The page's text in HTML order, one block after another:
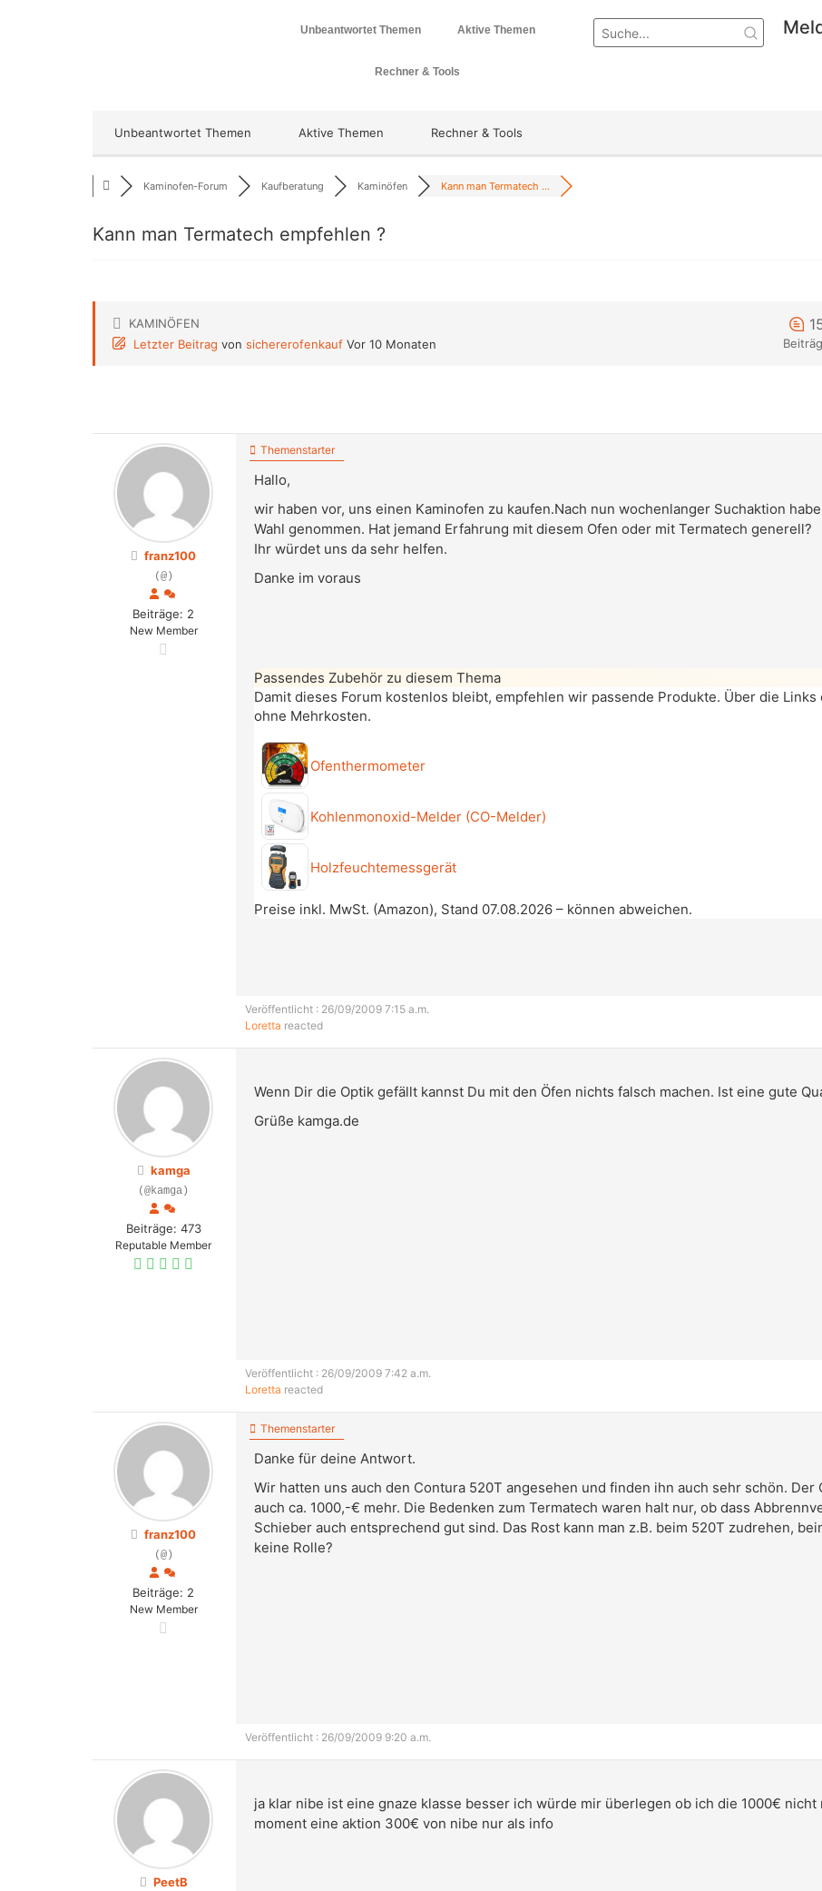
Unbeantwortet Themen Aktive Themen
Rechner & Tools
Unbeantwortet Themen Aktive Themen Rechner & Tools
Kaminofen-Forum Kaufberatung Kaminöfen Kann man Termatech ...
Kann man Termatech empfehlen ?
KAMINÖFEN
Letzter Beitrag von sichererofenkauf Vor 10 Monaten
franz100
(@)
Beiträge: 2
New Member
Themenstarter
Hallo,
wir haben vor, uns einen Kaminofen zu kaufen.Nach nun wochenlanger Suchaktion
Wahl genommen. Hat jemand Erfahrung mit diesem Ofen oder mit Termatech generell?
Ihr würdet uns da sehr helfen.
Danke im voraus
Passendes Zubehör zu diesem Thema
Damit dieses Forum kostenlos bleibt, empfehlen wir passende Produkte. Über die
ohne Mehrkosten.
Ofenthermometer
Kohlenmonoxid-Melder (CO-Melder)
Holzfeuchtemessgerät
Preise inkl. MwSt. (Amazon), Stand 07.08.2026 – können abweichen.
Veröffentlicht : 26/09/2009 7:15 a.m.
Loretta reacted
kamga
(@kamga)
Beiträge: 473
Reputable Member
Wenn Dir die Optik gefällt kannst Du mit den Öfen nichts falsch machen. Ist eine gute
Grüße kamga.de
Veröffentlicht : 26/09/2009 7:42 a.m.
Loretta reacted
franz100
(@)
Beiträge: 2
New Member
Themenstarter
Danke für deine Antwort.
Wir hatten uns auch den Contura 520T angesehen und finden ihn auch sehr schön.
auch ca. 1000,-€ mehr. Die Bedenken zum Termatech waren halt nur, ob dass
Schieber auch entsprechend gut sind. Das Rost kann man z.B. beim 520T zudrehen,
keine Rolle?
Veröffentlicht : 26/09/2009 9:20 a.m.
PeetB
ja klar nibe ist eine gnaze klasse besser ich würde mir überlegen ob ich die 1000€
moment eine aktion 300€ von nibe nur als info